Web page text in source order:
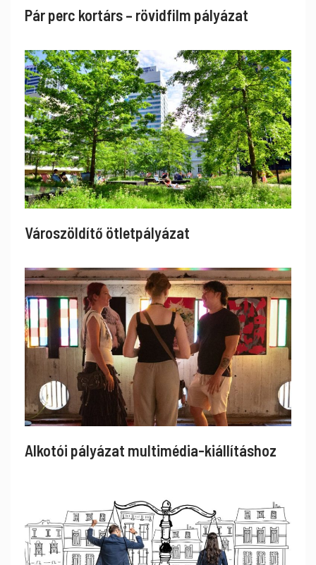
Pár perc kortárs – rövidfilm pályázat
Városzöldítő ötletpályázat
Alkotói pályázat multimédia-kiállításhoz